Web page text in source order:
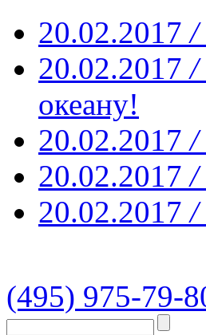
20.02.2017 /
20.02.2017 /
океану!
20.02.2017 /
20.02.2017 /
20.02.2017 /
(495) 975-79-